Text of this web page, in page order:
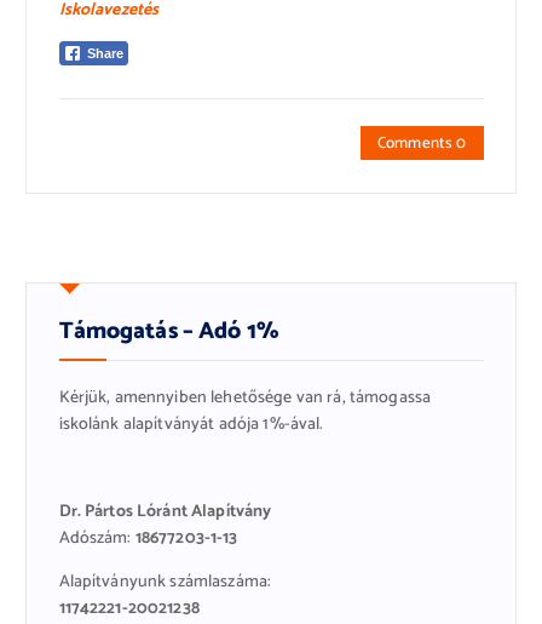
Iskolavezetés
Share
Comments 0
Támogatás – Adó 1%
Kérjük, amennyiben lehetősége van rá, támogassa
iskolánk alapítványát adója 1%-ával.
Dr. Pártos Lóránt Alapítvány
Adószám: 18677203-1-13
Alapítványunk számlaszáma:
11742221-20021238